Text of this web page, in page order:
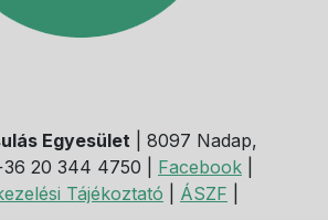
Egyesület | 8097 Nadap,
20 344 4750 | Facebook
Tájékoztató ÁSZF